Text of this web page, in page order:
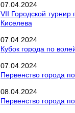
07.04.2024
VII Городской
Киселева
07.04.2024
Кубок города по
07.04.2024
Первенство города
08.04.2024
Первенство города